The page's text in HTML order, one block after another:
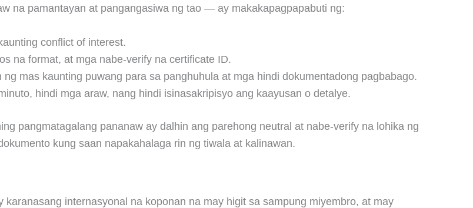
na pamantayan at pangangasiwa ng tao — ay makakapagpapabuti ng:
conflict of interest.
na format, at mga nabe-verify na certificate ID.
mas kaunting puwang para sa panghuhula at mga hindi dokumentadong pagbabago.
hindi mga araw, nang hindi isinasakripisyo ang kaayusan o detalye.
pangmatagalang pananaw ay dalhin ang parehong neutral at nabe-verify na lohika ng
kung saan napakahalaga rin ng tiwala at kalinawan.
internasyonal na koponan na may higit sa sampung miyembro, at may